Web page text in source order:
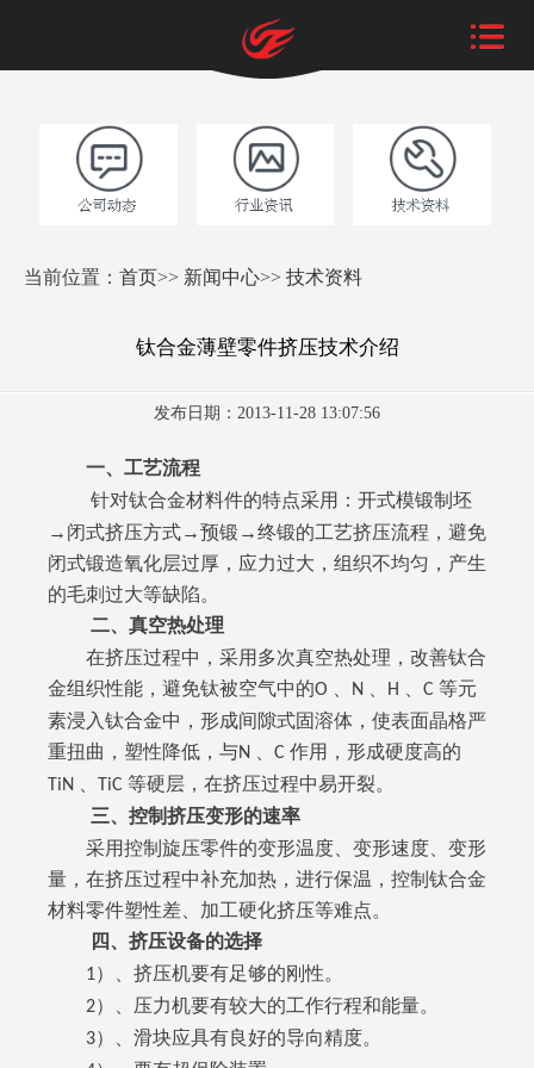
当前位置： 首页>> 新闻中心>> 技术资料
钛合金薄壁零件挤压技术介绍
发布日期：2013-11-28 13:07:56
一、工艺流程
针对钛合金材料件的特点采用：开式模锻制坯
→闭式挤压方式→预锻→终锻的工艺挤压流程，避免
闭式锻造氧化层过厚，应力过大，组织不均匀，产生
的毛刺过大等缺陷。
二、真空热处理
在挤压过程中，采用多次真空热处理，改善钛合
金组织性能，避免钛被空气中的O 、 N 、 H 、 C 等元
素浸入钛合金中，形成间隙式固溶体，使表面晶格严
重扭曲，塑性降低，与N 、 C 作用，形成硬度高的
TiN 、 TiC 等硬层，在挤压过程中易开裂。
三、控制挤压变形的速率
采用控制旋压零件的变形温度、变形速度、变形
量，在挤压过程中补充加热，进行保温，控制钛合金
材料零件塑性差、加工硬化挤压等难点。
四、挤压设备的选择
1）、挤压机要有足够的刚性。
2）、压力机要有较大的工作行程和能量。
3）、滑块应具有良好的导向精度。